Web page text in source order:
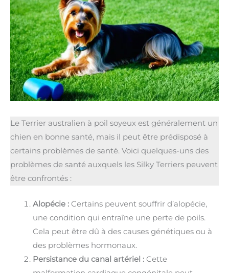
Le Terrier australien à poil soyeux est généralement un
chien en bonne santé, mais il peut être prédisposé à
certains problèmes de santé. Voici quelques-uns des
problèmes de santé auxquels les Silky Terriers peuvent
être confrontés :
Alopécie :Certains peuvent souffrir d’alopécie,
une condition qui entraîne une perte de poils.
Cela peut être dû à des causes génétiques ou à
des problèmes hormonaux.
Persistance du canal artériel :Cette